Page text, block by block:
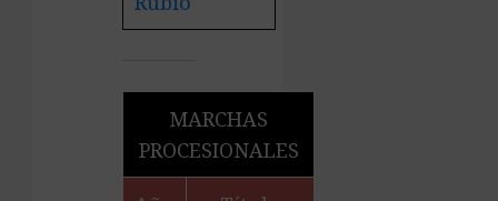
MARCHAS
PROCESIONALES